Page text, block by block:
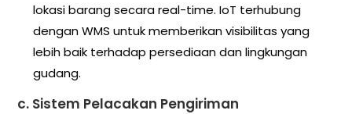
lokasi barang secara real-time. IoT terhubung
dengan WMS untuk memberikan visibilitas yang
lebih baik terhadap persediaan dan lingkungan
gudang.
c. Sistem Pelacakan Pengiriman